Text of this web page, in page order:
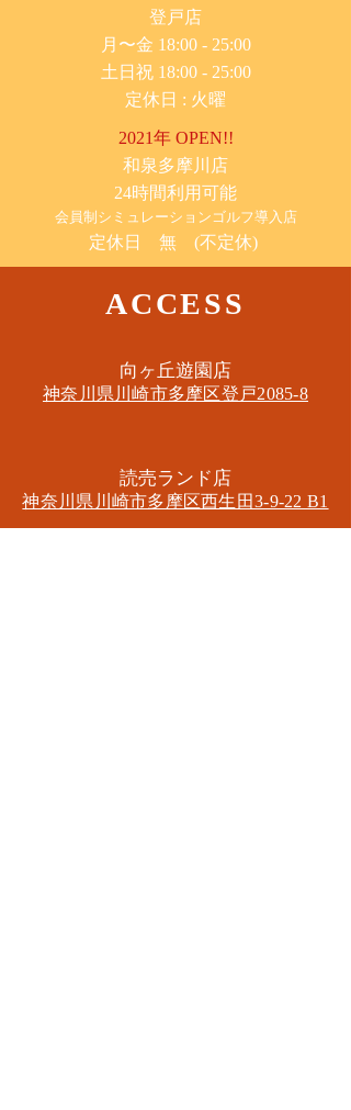
​登戸店
月〜金 18:00 - 25:00
土日祝 18:00 - 25:00
​定休日 : 火曜
2021年 OPEN!!
​和泉多摩川店
24時間利用可能
​会員制シミュレーションゴルフ導入店
定休日 無 (不定休)
ACCESS
​向ヶ丘遊園店
神奈川県川崎市多摩区​登戸2085-8
​読売ランド店
神奈川県川崎市多摩区​西生田3-9-22 B1